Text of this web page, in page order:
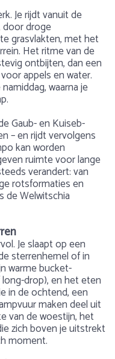
Je rijdt vanuit de
door droge
grasvlakten, met het
Het ritme van de
ontbijten, dan een
appels en water.
waarna je
Gaub- en Kuiseb-
– en rijdt vervolgens
kan worden
ruimte voor lange
verandert: van
rotsformaties en
de Welwitschia
Je slaapt op een
sterrenhemel of in
warme bucket-
drop), en het eten
in de ochtend, een
maken deel uit
van de woestijn, het
zich boven je uitstrekt
moment.